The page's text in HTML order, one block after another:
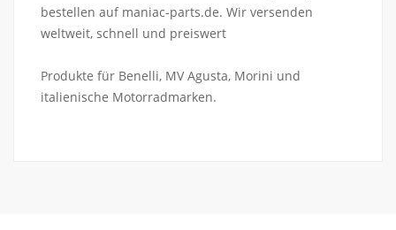
bestellen auf maniac-parts.de. Wir versenden
weltweit, schnell und preiswert
Produkte für Benelli, MV Agusta, Morini und
italienische Motorradmarken.